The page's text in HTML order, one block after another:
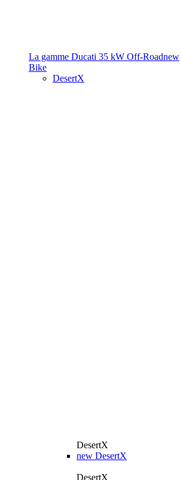
La gamme Ducati 35 kW Off-Roadnew
Bike
DesertX
DesertX
new DesertX
DesertX